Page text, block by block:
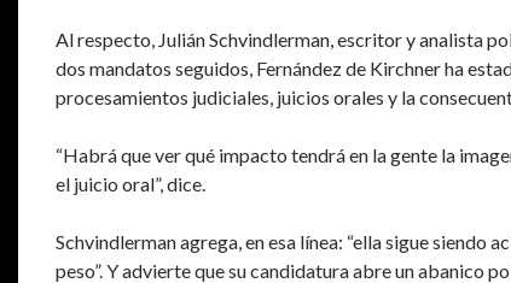
Al respecto, Julián Schvindlerman, escritor y analista
dos mandatos seguidos, Fernández de Kirchner ha
procesamientos judiciales, juicios orales y la
“Habrá que ver qué impacto tendrá en la gente la
el juicio oral”, dice.
Schvindlerman agrega, en esa línea: “ella sigue siendo
peso”. Y advierte que su candidatura abre un abanico